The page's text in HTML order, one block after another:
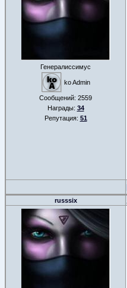
Генералиссимус
ko Admin
Сообщений: 2559
Награды: 34
Репутация: 51
russsix